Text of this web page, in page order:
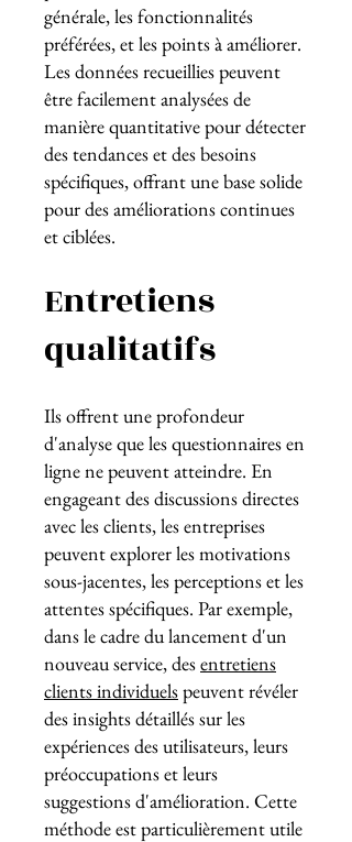
générale, les fonctionnalités
préférées, et les points à améliorer.
Les données recueillies peuvent
être facilement analysées de
manière quantitative pour détecter
des tendances et des besoins
spécifiques, offrant une base solide
pour des améliorations continues
et ciblées.
Entretiens
qualitatifs
Ils offrent une profondeur
d'analyse que les questionnaires en
ligne ne peuvent atteindre. En
engageant des discussions directes
avec les clients, les entreprises
peuvent explorer les motivations
sous-jacentes, les perceptions et les
attentes spécifiques. Par exemple,
dans le cadre du lancement d'un
nouveau service, desentretiens
clients individuelspeuvent révéler
des insights détaillés sur les
expériences des utilisateurs, leurs
préoccupations et leurs
suggestions d'amélioration. Cette
méthode est particulièrement utile